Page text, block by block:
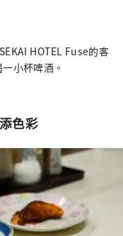
HOTEL Fuse的客
小杯啤酒。
色彩